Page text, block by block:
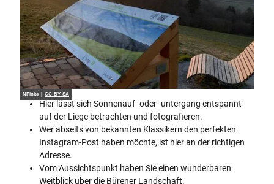
NPinke | CC-BY-SA
Hier lässt sich Sonnenauf- oder -untergang entspannt
auf der Liege betrachten und fotografieren.
Wer abseits von bekannten Klassikern den perfekten
Instagram-Post haben möchte, ist hier an der richtigen
Adresse.
Vom Aussichtspunkt haben Sie einen wunderbaren
Weitblick über die Bürener Landschaft.